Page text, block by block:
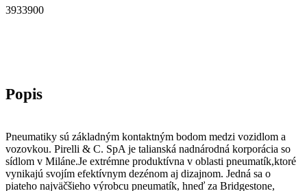
3933900
Pneumatiky sú základným kontaktným bodom medzi vozidlom a
vozovkou. Pirelli & C. SpA je talianská nadnárodná korporácia so
sídlom v Miláne.Je extrémne produktívna v oblasti pneumatík,ktoré
vynikajú svojím efektívnym dezénom aj dizajnom. Jedná sa o
piateho najväčšieho výrobcu pneumatík, hneď za Bridgestone,